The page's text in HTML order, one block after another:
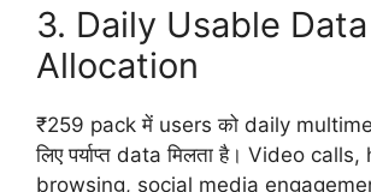
3. Daily Usable Data
Allocation
₹259 pack में users को daily
लिए पर्याप्त data मिलता है। Video
browsing, social media